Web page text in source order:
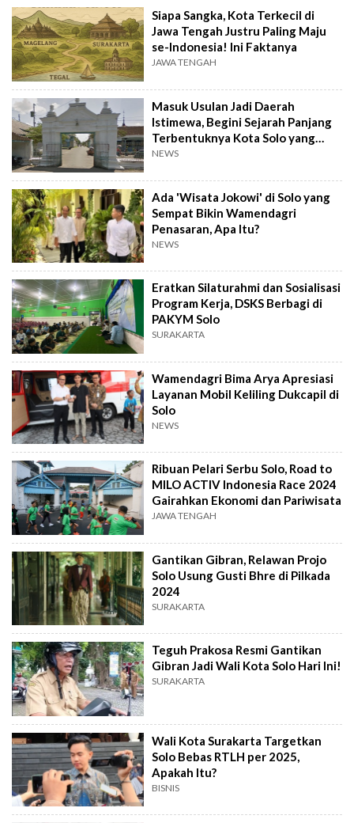
Siapa Sangka, Kota Terkecil di
Jawa Tengah Justru Paling Maju
se-Indonesia! Ini Faktanya
JAWA TENGAH
Masuk Usulan Jadi Daerah
Istimewa, Begini Sejarah Panjang
Terbentuknya Kota Solo yang
Kaya Budaya
NEWS
Ada 'Wisata Jokowi' di Solo yang
Sempat Bikin Wamendagri
Penasaran, Apa Itu?
NEWS
Eratkan Silaturahmi dan Sosialisasi
Program Kerja, DSKS Berbagi di
PAKYM Solo
SURAKARTA
Wamendagri Bima Arya Apresiasi
Layanan Mobil Keliling Dukcapil di
Solo
NEWS
Ribuan Pelari Serbu Solo, Road to
MILO ACTIV Indonesia Race 2024
Gairahkan Ekonomi dan Pariwisata
JAWA TENGAH
Gantikan Gibran, Relawan Projo
Solo Usung Gusti Bhre di Pilkada
2024
SURAKARTA
Teguh Prakosa Resmi Gantikan
Gibran Jadi Wali Kota Solo Hari Ini!
SURAKARTA
Wali Kota Surakarta Targetkan
Solo Bebas RTLH per 2025,
Apakah Itu?
BISNIS